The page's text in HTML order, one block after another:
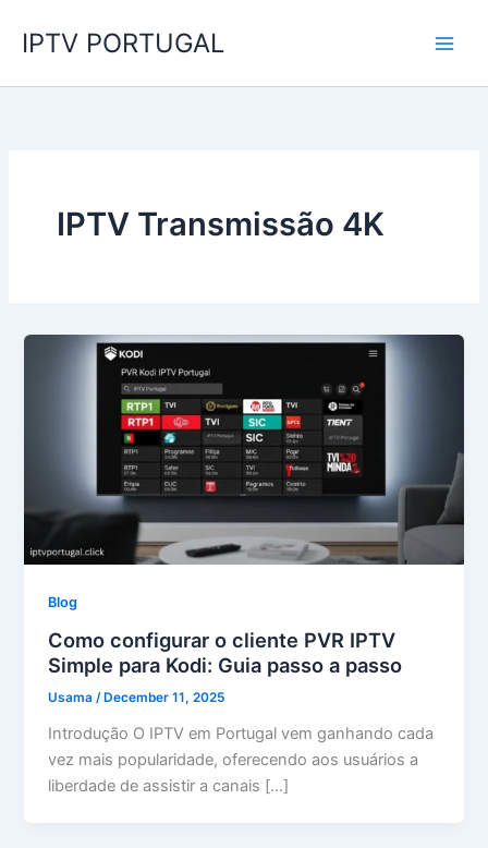
IPTV PORTUGAL
IPTV Transmissão 4K
Blog
Como configurar o cliente PVR IPTV
Simple para Kodi: Guia passo a passo
Usama/ December 11, 2025
Introdução O IPTV em Portugal vem ganhando cada
vez mais popularidade, oferecendo aos usuários a
liberdade de assistir a canais […]